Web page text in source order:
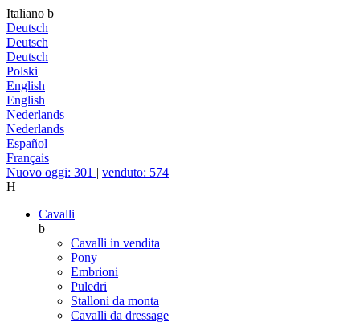
Italiano b
Deutsch
Deutsch
Deutsch
Polski
English
English
Nederlands
Nederlands
Español
Français
Nuovo oggi: 301 | venduto: 574
H
Cavalli
b
Cavalli in vendita
Pony
Embrioni
Puledri
Stalloni da monta
Cavalli da dressage